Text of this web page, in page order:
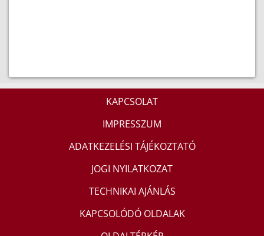
KAPCSOLAT
IMPRESSZUM
ADATKEZELÉSI TÁJÉKOZTATÓ
JOGI NYILATKOZAT
TECHNIKAI AJÁNLÁS
KAPCSOLÓDÓ OLDALAK